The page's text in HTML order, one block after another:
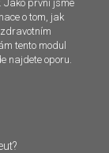
Jako první jsme
o tom, jak
tento modul
najdete oporu.